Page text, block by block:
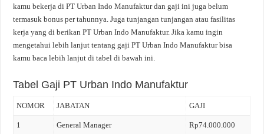
kamu bekerja di PT Urban Indo Manufaktur dan gaji ini juga belum
termasuk bonus per tahunnya. Juga tunjangan tunjangan atau fasilitas
kerja yang di berikan PT Urban Indo Manufaktur. Jika kamu ingin
mengetahui lebih lanjut tentang gaji PT Urban Indo Manufaktur bisa
kamu baca lebih lanjut di tabel di bawah ini.
Tabel Gaji PT Urban Indo Manufaktur
NOMOR JABATAN GAJI
1 General Manager Rp74.000.000